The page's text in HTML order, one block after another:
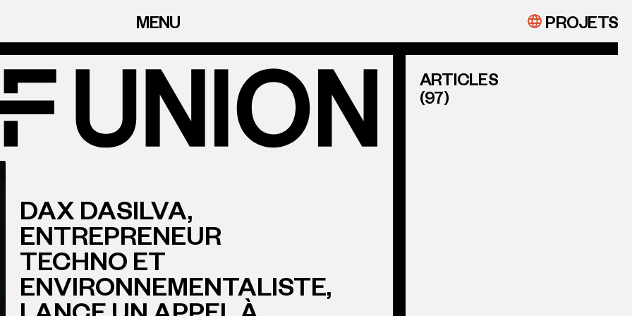
MENU PROJETS
DAX DASILVA,
ENTREPRENEUR
TECHNO ET
ENVIRONNEMENTALISTE,
ARTICLES
(97)